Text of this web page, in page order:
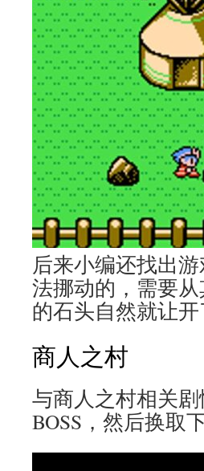
后来小编还找出
法挪动的，需要
的石头自然就让开
商人之村
与商人之村相关
BOSS，然后换取